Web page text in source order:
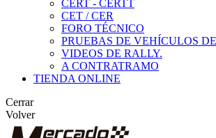
CERT - CERTT
CET / CER
FORO TÉCNICO
PRUEBAS DE VEHÍCULOS
VIDEOS DE RALLY.
A CONTRATRAMO
TIENDA ONLINE
Cerrar
Volver